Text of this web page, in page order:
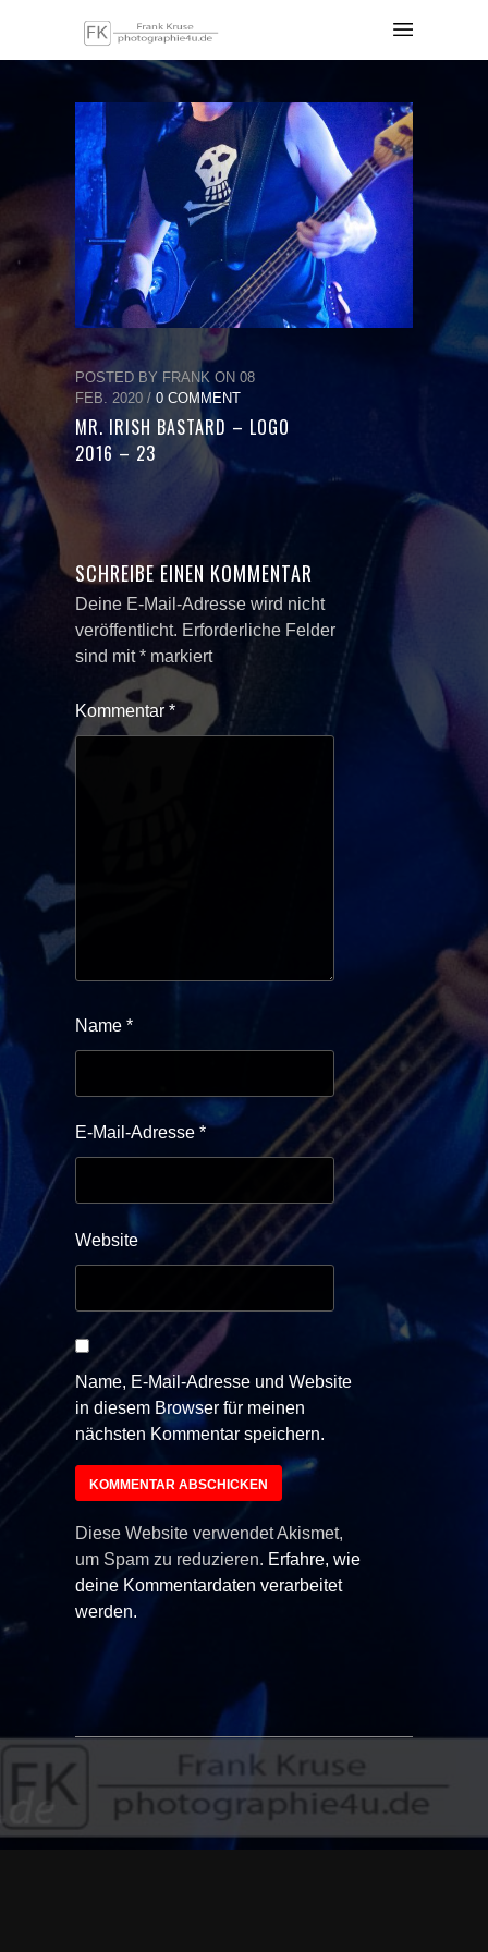
POSTED BY FRANK ON 08
FEB. 2020 / 0 COMMENT
MR. IRISH BASTARD – LOGO
2016 – 23
SCHREIBE EINEN KOMMENTAR
Deine E-Mail-Adresse wird nicht
veröffentlicht. Erforderliche Felder
sind mit* markiert
Kommentar *
Name *
E-Mail-Adresse *
Website
Name, E-Mail-Adresse und Website
in diesem Browser für meinen
nächsten Kommentar speichern.
Diese Website verwendet Akismet,
um Spam zu reduzieren. Erfahre, wie
deine Kommentardaten verarbeitet
werden.